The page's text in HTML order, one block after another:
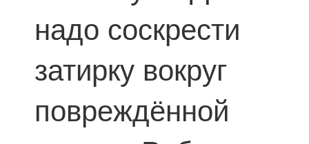
надо соскрести
затирку вокруг
повреждённой